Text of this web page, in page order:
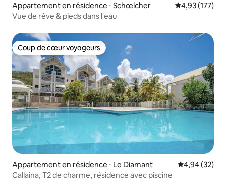
Appartement en résidence ⋅ Schœlcher Évaluation
4,93 (177)
Vue de rêve & pieds dans l'eau
Coup de cœur voyageurs
Coup de cœur voyageurs
Appartement en résidence ⋅ Le Diamant Évaluation
4,94 (32)
Callaina, T2 de charme, résidence avec piscine